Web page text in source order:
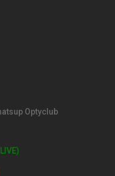
LIVE)